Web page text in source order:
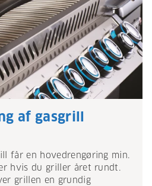
af gasgrill
får en hovedrengøring min.
hvis du griller året rundt.
grillen en grundig